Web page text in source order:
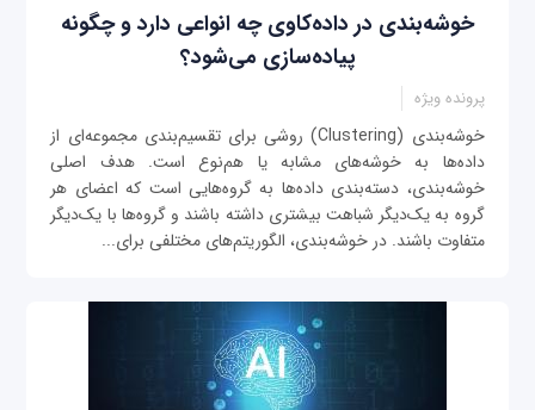
خوشه‌بندی در داده‌‌کاوی چه انواعی دارد و چگونه
پیاده‌سازی می‌شود؟
پرونده ویژه
خوشه‌بندی (Clustering) روشی برای تقسیم‌بندی مجموعه‌ای از
داده‌ها به خوشه‌های مشابه یا هم‌نوع است. هدف اصلی
خوشه‌بندی، دسته‌بندی داده‌ها به گروه‌هایی است که اعضای هر
گروه به یک‌دیگر شباهت بیشتری داشته باشند و گروه‌ها با یک‌دیگر
متفاوت باشند. در خوشه‌بندی، الگوریتم‌های مختلفی برای...